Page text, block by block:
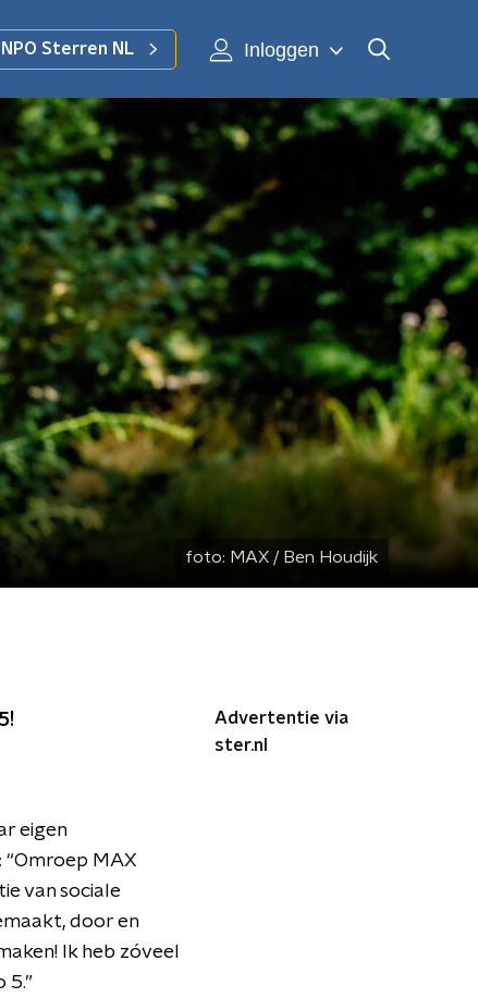
NPO Sterren NL Inloggen
foto: MAX / Ben Houdijk
eigen
MAX
van sociale
door en
Ik heb zóveel
5.”
Advertentie via
ster.nl